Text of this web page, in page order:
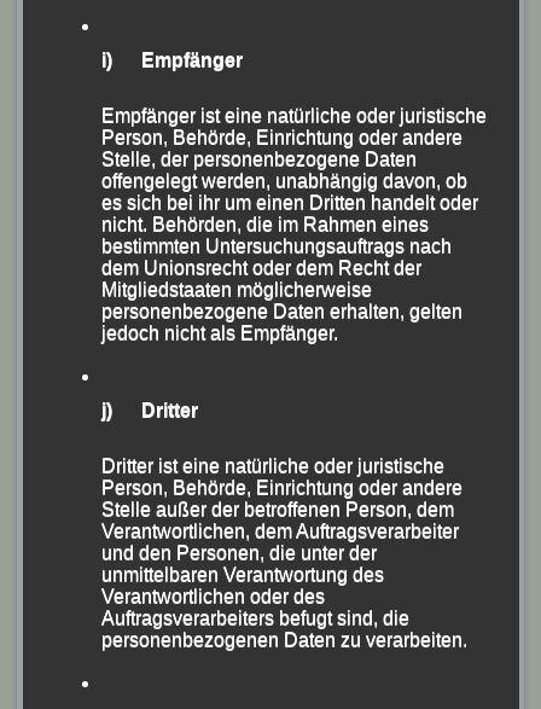
Start und Ziel jeweils am Rieder Shopping-Center
Weberzeile, austrassiert, auf der Strecken zwischen
Im Hauptlauf über 7200 m, der vom Österreicher Simon
Kugler (Team Löffler) gewonnen wurde, erkämpfte sich
Jonathan Schubert (LG Passau) nach 23:52,7 Minuten
Platz Zwei in der Gesamtwertung und den Sieg in der
Männerklasse Allgemein. Hinter dem drittplatzierten
Peter Mayr (CLR Sauwald Schwarzmüller) lief Stephan
Deckwerth (LG Passau) nach 24:34,4 Minuten als
Altersklasse (AK) M 30 über die Ziellinie. Schnellster
50jähriger war Sascha Jäger (LG Passau), der nach
26:23,4 Minuten als Gesamtneunter ins Ziel kam.
Bei den Damen, wo die ehemalige Passauerin Linda
Meier (LAV Stadtwerke Tübingen) erfolgreich war, kam
Ingrid Kölbl (LG Passau) bei ihrem ersten Wettkampf
nach längerer Verletzungspause nach 31:28,2 Minuten
als Vierte ins Ziel und sicherte sich in ihrer AK W 50
den Sieg. Vereinskameradin Marion Kopp, die mit ihrer
Endzeit von 31:52,5 Minuten Rang Sechs der
i) Empfänger
Empfänger ist eine natürliche oder juristische
Person, Behörde, Einrichtung oder andere
Stelle, der personenbezogene Daten
offengelegt werden, unabhängig davon, ob
es sich bei ihr um einen Dritten handelt oder
nicht. Behörden, die im Rahmen eines
bestimmten Untersuchungsauftrags nach
dem Unionsrecht oder dem Recht der
Mitgliedstaaten möglicherweise
personenbezogene Daten erhalten, gelten
jedoch nicht als Empfänger.
j) Dritter
Dritter ist eine natürliche oder juristische
Person, Behörde, Einrichtung oder andere
Stelle außer der betroffenen Person, dem
Verantwortlichen, dem Auftragsverarbeiter
und den Personen, die unter der
unmittelbaren Verantwortung des
Verantwortlichen oder des
Auftragsverarbeiters befugt sind, die
personenbezogenen Daten zu verarbeiten.